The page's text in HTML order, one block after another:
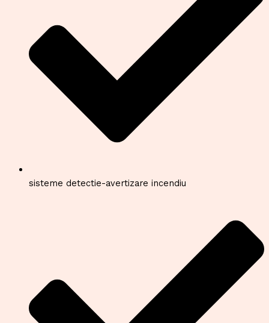
sisteme detectie-avertizare incendiu